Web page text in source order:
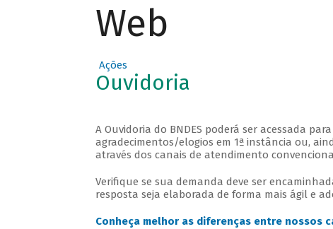
Web
Ações
Ouvidoria
A Ouvidoria do BNDES poderá ser acessada
agradecimentos/elogios em 1ª instância ou,
através dos canais de atendimento
Verifique se sua demanda deve ser
resposta seja elaborada de forma mais ágil e
Conheça melhor as diferenças entre nossos